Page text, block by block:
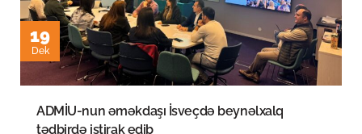
19
Dek
ADMİU-nun əməkdaşı İsveçdə beynəlxalq
tədbirdə iştirak edib